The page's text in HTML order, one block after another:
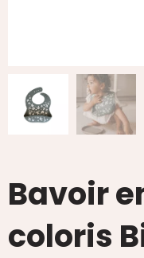
Bavoir
coloris